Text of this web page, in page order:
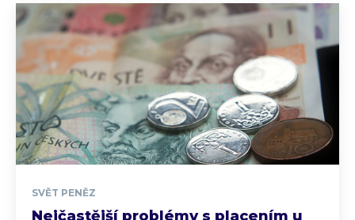
SVĚT PENĚZ
Nejčastější problémy s placením u